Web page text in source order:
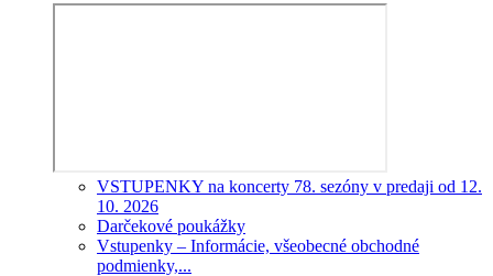
VSTUPENKY na koncerty 78. sezóny v predaji od 12.
10. 2026
Darčekové poukážky
Vstupenky – Informácie, všeobecné obchodné
podmienky,...